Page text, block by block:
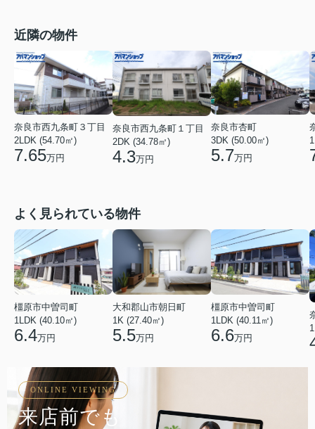
近隣の物件
奈良市西九条町３丁目
2LDK (54.70㎡)
7.65万円
奈良市西九条町１丁目
2DK (34.78㎡)
4.3万円
奈良市杏町
3DK (50.00㎡)
5.7万円
よく見られている物件
橿原市中曽司町
1LDK (40.10㎡)
6.4万円
大和郡山市朝日町
1K (27.40㎡)
5.5万円
橿原市中曽司町
1LDK (40.11㎡)
6.6万円
ONLINE VIEWING
来店前でも